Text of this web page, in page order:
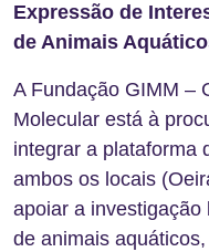
Expressão de
de Animais
A Fundação GIMM –
Molecular está à
integrar a plataforma
ambos os locais
apoiar a
de animais